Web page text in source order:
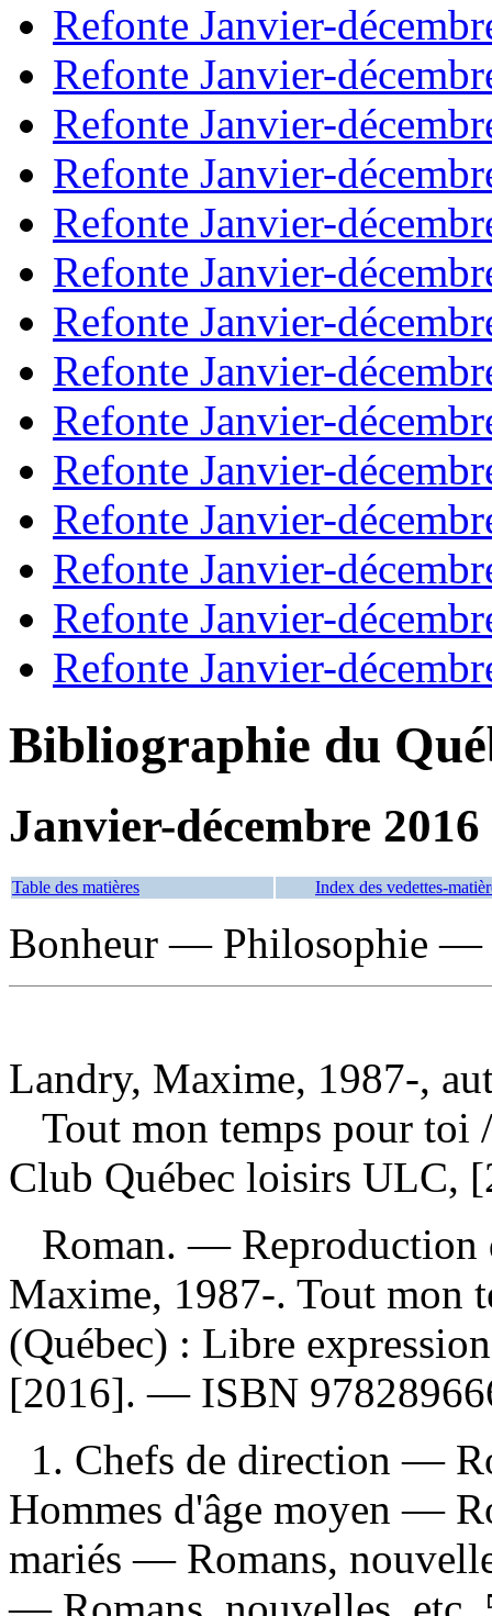
Refonte Janvier-
Refonte Janvier-
Refonte Janvier-
Refonte Janvier-
Refonte Janvier-
Refonte Janvier-
Refonte Janvier-
Refonte Janvier-
Refonte Janvier-
Refonte Janvier-
Refonte Janvier-
Refonte Janvier-
Refonte Janvier-
Refonte Janvier-
Bibliographie du
Janvier-décembre 2016
Table des matières Index des vedettes-
Bonheur — Philosophie —
Landry, Maxime, 1987-,
Tout mon temps pour toi
Club Québec loisirs ULC,
Roman. —
Maxime, 1987-. Tout mon
(Québec) : Libre
[2016]. — ISBN
1. Chefs de direction —
Hommes d'âge moyen —
mariés — Romans,